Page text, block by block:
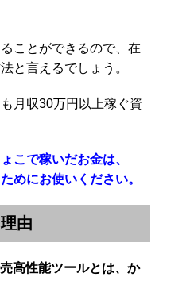
ことができるので、在
と言えるでしょう。
月収30万円以上稼ぐ資
こで稼いだお金は、
めにお使いください。
由
高性能ツールとは、か